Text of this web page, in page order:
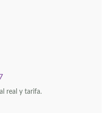
real y tarifa.